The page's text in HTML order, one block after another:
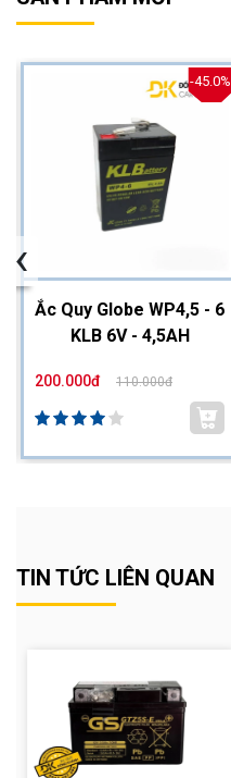
-45.0%
Ắc Quy Globe WP4,5 - 6
KLB 6V - 4,5AH
200.000đ 110.000đ
‹
TIN TỨC LIÊN QUAN